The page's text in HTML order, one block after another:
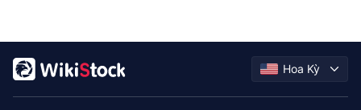
Hoa Kỳ